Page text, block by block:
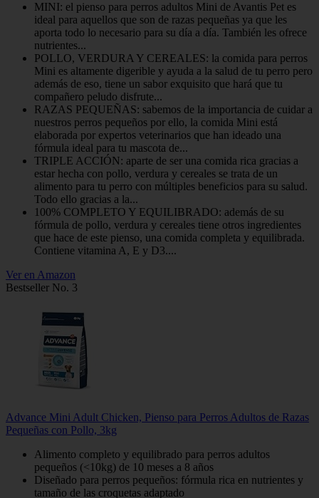
MINI: el pienso para perros adultos Mini de Avantis Pet es
ideal para aquellos que son de razas pequeñas ya que les
aporta todo lo necesario para su día a día. También les ofrece
nutrientes...
POLLO, VERDURA Y CEREALES: la comida para perros
Mini es altamente digerible y ayuda a la salud de tu perro pero
además de eso, tiene un sabor exquisito que hará que tu
compañero peludo disfrute...
RAZAS PEQUEÑAS: sabemos de la importancia de cuidar a
nuestros perros pequeños por ello, la comida Mini está
elaborada por expertos veterinarios que han ideado una
fórmula ideal para tu mascota de...
TRIPLE ACCIÓN: aparte de ser una comida rica gracias a
estar hecha con pollo, verdura y cereales se trata de un
alimento para tu perro con múltiples beneficios para su salud.
Todo ello gracias a la...
100% COMPLETO Y EQUILIBRADO: además de su
fórmula de pollo, verdura y cereales tiene otros ingredientes
que hace de este pienso, una comida completa y equilibrada.
Contiene vitamina A, E y D3....
Ver en Amazon
Bestseller No. 3
Advance Mini Adult Chicken, Pienso para Perros Adultos de Razas
Pequeñas con Pollo, 3kg
Alimento completo y equilibrado para perros adultos
pequeños (<10kg) de 10 meses a 8 años
Diseñado para perros pequeños: fórmula rica en nutrientes y
tamaño de las croquetas adaptado